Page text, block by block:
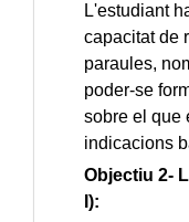
L'estudiant
capacitat de
paraules,
poder-se
sobre el que
indicacions
Objectiu 2-
I):